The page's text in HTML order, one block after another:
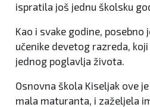
ispratila još jednu školsku
Kao i svake godine, posebno
učenike devetog razreda,
jednog poglavlja života.
Osnovna škola Kiseljak ove
mala maturanta, i zaželjela